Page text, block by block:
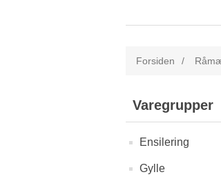
Forsiden /
Varegrupper
Ensilering
Gylle